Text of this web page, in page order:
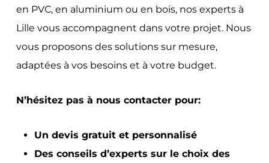
en PVC, en aluminium ou en bois, nos experts à
Lille vous accompagnent dans votre projet. Nous
vous proposons des solutions sur mesure,
adaptées à vos besoins et à votre budget.
N’hésitez pas à nous contacter pour:
Un devis gratuit et personnalisé
Des conseils d’experts sur le choix des